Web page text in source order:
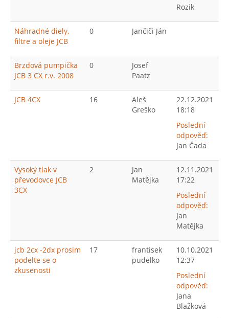
Rozik
Náhradné diely,
filtre a oleje JCB
0 Jančiči Ján
Brzdová pumpička
JCB 3 CX r.v. 2008
0
Josef
Paatz
JCB 4CX 16
Aleš
Greško
22.12.2021
18:18
Poslední
odpověď:
Jan Čada
Vysoký tlak v
převodovce JCB
3CX
2
Jan
Matějka
12.11.2021
17:22
Poslední
odpověď:
Jan
Matějka
jcb 2cx -2dx prosim
podelte se o
zkusenosti
17
frantisek
pudelko
10.10.2021
12:37
Poslední
odpověď:
Jana
Blažková